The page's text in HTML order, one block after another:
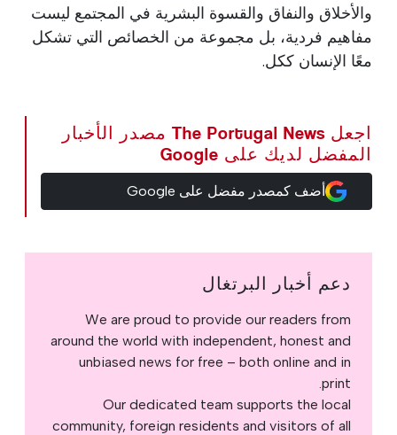
والأخلاق والنفاق والقسوة البشرية في المجتمع ليست
مفاهيم فردية، بل مجموعة من الخصائص التي تشكل
معًا الإنسان ككل.
اجعل The Portugal News مصدر الأخبار
المفضل لديك على Google
أضف كمصدر مفضل على Google
دعم أخبار البرتغال
We are proud to provide our readers from
around the world with independent, honest and
unbiased news for free – both online and in
print.
Our dedicated team supports the local
community, foreign residents and visitors of all